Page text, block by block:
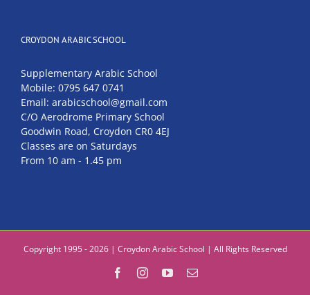
CROYDON ARABIC SCHOOL
Supplementary Arabic School
Mobile: 0795 647 0741
Email: arabicschool@gmail.com
C/O Aerodrome Primary School
Goodwin Road, Croydon CR0 4EJ
Classes are on Saturdays
From 10 am - 1.45 pm
Copyright 1995 - 2026 | Croydon Arabic School | All Rights Reserved
FacebookInstagramYouTubeEmail